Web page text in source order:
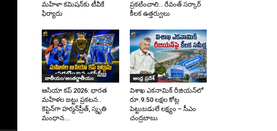
మహిళా కమిషన్‌కు టీవీకే
ఫిర్యాదు
ప్రకటించాలి.. రేవంత్ సర్కార్
కీలక ఉత్తర్వులు
జాతీయం/అంతర్జాతీయం
ఆసియా కప్ 2026: భారత
మహిళల జట్టు ప్రకటన..
కెప్టెన్‌గా హర్మన్‌ప్రీత్, స్మృతి
మంధాన...
ఆంధ్ర ప్రదేశ్
విశాఖ ఎకనామిక్ రీజియన్‌లో
రూ.9.50 లక్షల కోట్ల
పెట్టుబడులే లక్ష్యం – సీఎం
చంద్రబాబు